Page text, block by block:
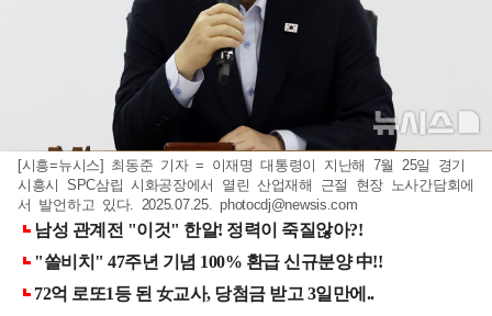
[시흥=뉴시스] 최동준 기자 = 이재명 대통령이 지난해 7월 25일 경기
시흥시 SPC삼립 시화공장에서 열린 산업재해 근절 현장 노사간담회에
서 발언하고 있다. 2025.07.25.photocdj@newsis.com